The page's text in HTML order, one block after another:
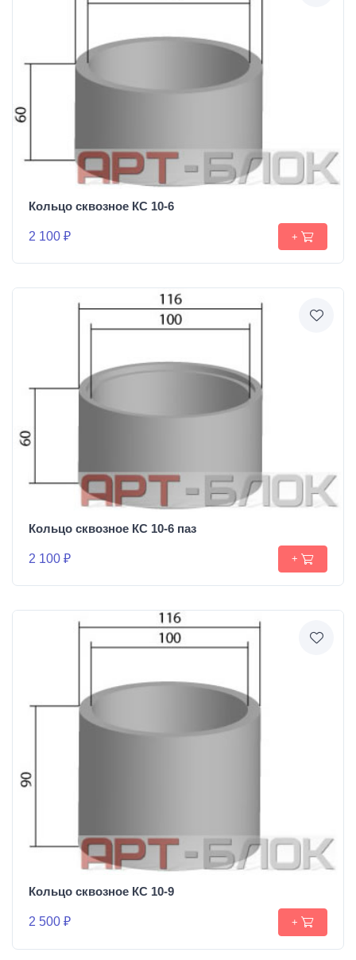
Кольцо сквозное КС 10-6
2 100 ₽ +
Кольцо сквозное КС 10-6 паз
2 100 ₽ +
Кольцо сквозное КС 10-9
2 500 ₽ +